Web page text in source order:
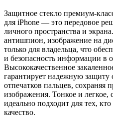
Защитное стекло премиум-
для iPhone — это передовое
личного пространства и
антишпион, изображение на
только для владельца, что
и безопасность информации в
Высококачественное
гарантирует надежную защиту
отпечатков пальцев, сохраняя
изображения. Тонкое и легкое,
идеально подходит для тех,
качество.